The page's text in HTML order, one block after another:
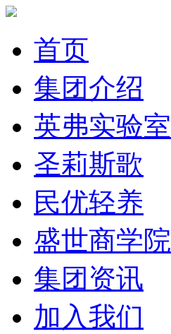
首页
集团介绍
英弗实验室
圣莉斯歌
民优轻养
盛世商学院
集团资讯
加入我们